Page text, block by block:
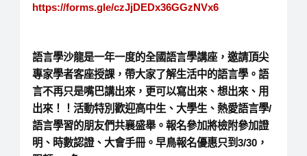
https://forms.gle/czJjDEDx36GGzNVx6
語言學沙龍是一年一度的全國語言學講座，邀請頂尖
專家學者客座授課，帶大家了解生活中的語言學。語
言不再只是嘴巴講出來，更可以寫出來、想出來、用
出來！！活動特別歡迎高中生、大學生、熱愛語言學/
語言學習的朋友們共襄盛舉。報名參加將檢附參加證
明、時數認證、大會手冊。早鳥報名優惠只到3/30，